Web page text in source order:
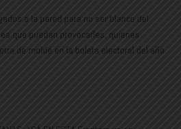
a la pared para no ser blanco del
que puedan provocarles, quienes
de molde en la boleta electoral del año